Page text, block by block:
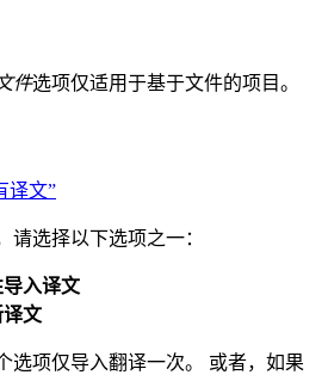
件选项仅适用于基于文件的项目。
译文”
请选择以下选项之一：
入译文
文
选项仅导入翻译一次。 或者，如果